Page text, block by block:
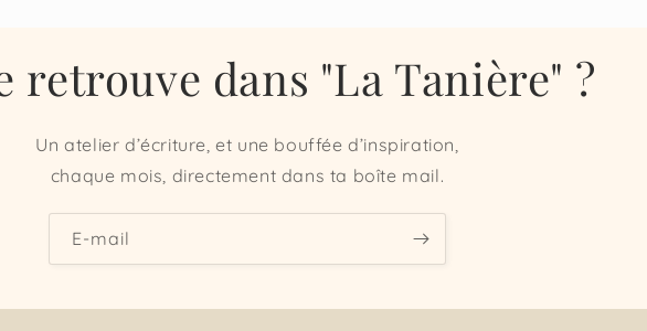
retrouve dans "La Tanière" ?
Un atelier d’écriture, et une bouffée d’inspiration,
chaque mois, directement dans ta boîte mail.
E-mail